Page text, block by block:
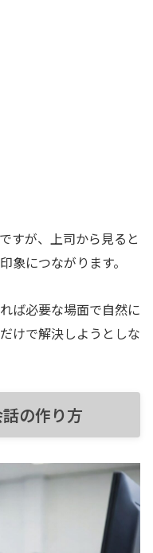
すが、上司から見ると
象につながります。
ば必要な場面で自然に
けで解決しようとしな
の作り方